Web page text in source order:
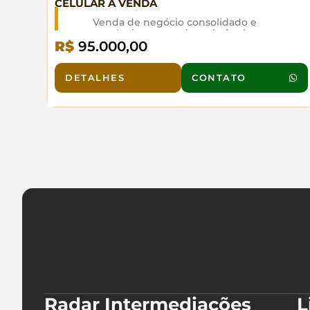
CELULAR Á VENDA
Venda de negócio consolidado e
rentável no setor de assistência
técnica para celulares, localizado em
Vila Progredior, São Paulo. A loja
possui carteira de clientes fidelizada
e fluxo constante de serviços,
destacando-se pela qualidade e
estratégica em área com grande
crescimento via expansão de
R$ 95.000,00
DETALHES CONTATO
Radar Intermediações